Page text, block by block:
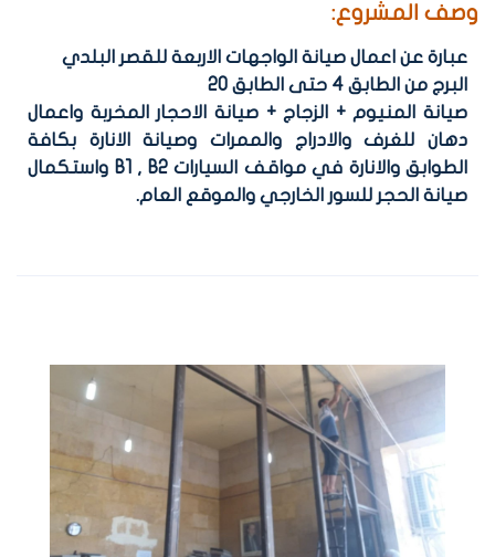
وصف المشروع:
عبارة عن اعمال صيانة الواجهات الاربعة للقصر البلدي
البرج من الطابق 4 حتى الطابق 20
صيانة المنيوم + الزجاج + صيانة الاحجار المخربة واعمال
دهان للغرف والادراج والممرات وصيانة الانارة بكافة
الطوابق والانارة في مواقف السيارات B1 , B2 واستكمال
صيانة الحجر للسور الخارجي والموقع العام.